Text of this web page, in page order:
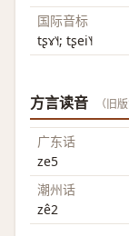
国际音标
tʂɤ˥˧; tʂei˥˧
方言读音 （旧
广东话
ze5
潮州话
zê2